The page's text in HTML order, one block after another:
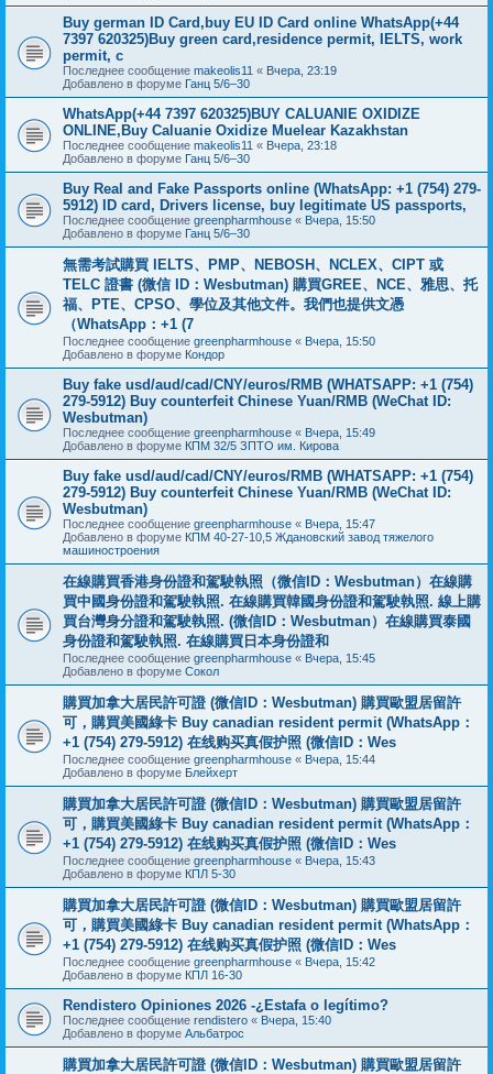
Buy german ID Card,buy EU ID Card online WhatsApp(+44
7397 620325)Buy green card,residence permit, IELTS, work
permit, c
Последнее сообщение makeolis11 « Вчера, 23:19
Добавлено в форуме Ганц 5/6–30
WhatsApp(+44 7397 620325)BUY CALUANIE OXIDIZE
ONLINE,Buy Caluanie Oxidize Muelear Kazakhstan
Последнее сообщение makeolis11 « Вчера, 23:18
Добавлено в форуме Ганц 5/6–30
Buy Real and Fake Passports online (WhatsApp: +1 (754) 279-
5912) ID card, Drivers license, buy legitimate US passports,
Последнее сообщение greenpharmhouse « Вчера, 15:50
Добавлено в форуме Ганц 5/6–30
無需考試購買 IELTS、PMP、NEBOSH、NCLEX、CIPT 或
TELC 證書 (微信 ID：Wesbutman) 購買GREE、NCE、雅思、托
福、PTE、CPSO、學位及其他文件。我們也提供文憑
（WhatsApp：+1 (7
Последнее сообщение greenpharmhouse « Вчера, 15:50
Добавлено в форуме Кондор
Buy fake usd/aud/cad/CNY/euros/RMB (WHATSAPP: +1 (754)
279-5912) Buy counterfeit Chinese Yuan/RMB (WeChat ID:
Wesbutman)
Последнее сообщение greenpharmhouse « Вчера, 15:49
Добавлено в форуме КПМ 32/5 ЗПТО им. Кирова
Buy fake usd/aud/cad/CNY/euros/RMB (WHATSAPP: +1 (754)
279-5912) Buy counterfeit Chinese Yuan/RMB (WeChat ID:
Wesbutman)
Последнее сообщение greenpharmhouse « Вчера, 15:47
Добавлено в форуме КПМ 40-27-10,5 Ждановский завод тяжелого
машиностроения
在線購買香港身份證和駕駛執照（微信ID：Wesbutman）在線購
買中國身份證和駕駛執照. 在線購買韓國身份證和駕駛執照. 線上購
買台灣身分證和駕駛執照. (微信ID：Wesbutman）在線購買泰國
身份證和駕駛執照. 在線購買日本身份證和
Последнее сообщение greenpharmhouse « Вчера, 15:45
Добавлено в форуме Сокол
購買加拿大居民許可證 (微信ID：Wesbutman) 購買歐盟居留許
可，購買美國綠卡 Buy canadian resident permit (WhatsApp：
+1 (754) 279-5912) 在线购买真假护照 (微信ID：Wes
Последнее сообщение greenpharmhouse « Вчера, 15:44
Добавлено в форуме Блейхерт
購買加拿大居民許可證 (微信ID：Wesbutman) 購買歐盟居留許
可，購買美國綠卡 Buy canadian resident permit (WhatsApp：
+1 (754) 279-5912) 在线购买真假护照 (微信ID：Wes
Последнее сообщение greenpharmhouse « Вчера, 15:43
Добавлено в форуме КПЛ 5-30
購買加拿大居民許可證 (微信ID：Wesbutman) 購買歐盟居留許
可，購買美國綠卡 Buy canadian resident permit (WhatsApp：
+1 (754) 279-5912) 在线购买真假护照 (微信ID：Wes
Последнее сообщение greenpharmhouse « Вчера, 15:42
Добавлено в форуме КПЛ 16-30
Rendistero Opiniones 2026 -¿Estafa o legítimo?
Последнее сообщение rendistero « Вчера, 15:40
Добавлено в форуме Альбатрос
購買加拿大居民許可證 (微信ID：Wesbutman) 購買歐盟居留許